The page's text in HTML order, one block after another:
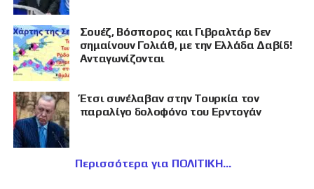
Σουέζ, Βόσπορος και Γιβραλτάρ δεν
σημαίνουν Γολιάθ, με την Ελλάδα Δαβίδ!
Ανταγωνίζονται
Έτσι συνέλαβαν στην Τουρκία τον
παραλίγο δολοφόνο του Ερντογάν
Περισσότερα για ΠΟΛΙΤΙΚΗ